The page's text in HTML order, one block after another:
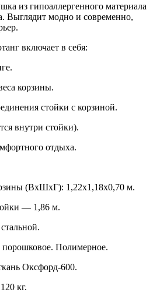
из гипоаллергенного материала
Выглядит модно и современно,
включает в себя:
корзины.
стойки с корзиной.
внутри стойки).
отдыха.
(ВхШхГ): 1,22х1,18х0,70 м.
— 1,86 м.
Полимерное.
Оксфорд-600.
кг.